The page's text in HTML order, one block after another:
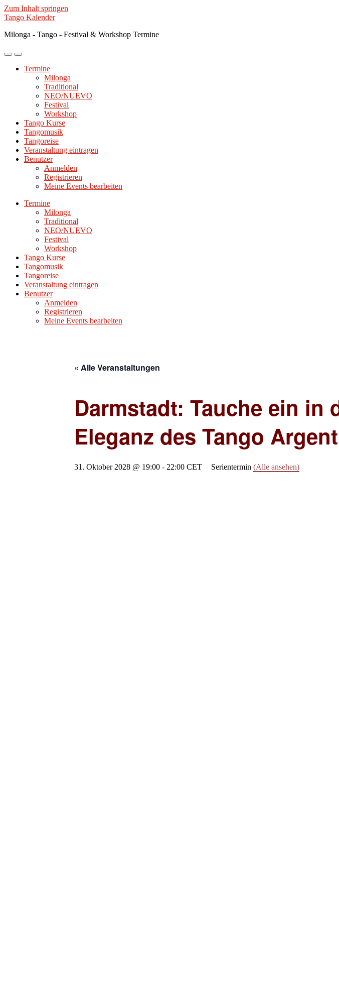
Zum Inhalt springen
Tango Kalender
Milonga - Tango - Festival & Workshop Termine
Mobile-
ein-/ausblenden
Suchfeld
ein-/ausblenden
Termine
Milonga
Traditional
NEO/NUEVO
Festival
Workshop
Tango Kurse
Tangomusik
Tangoreise
Veranstaltung eintragen
Benutzer
Anmelden
Registrieren
Meine Events bearbeiten
Termine
Milonga
Traditional
NEO/NUEVO
Festival
Workshop
Tango Kurse
Tangomusik
Tangoreise
Veranstaltung eintragen
Benutzer
Anmelden
Registrieren
Meine Events bearbeiten
« Alle Veranstaltungen
Darmstadt: Tauche ein in
Eleganz des Tango
31. Oktober 2028 @ 19:00 - 22:00 CET Serientermin (Alle ansehen)